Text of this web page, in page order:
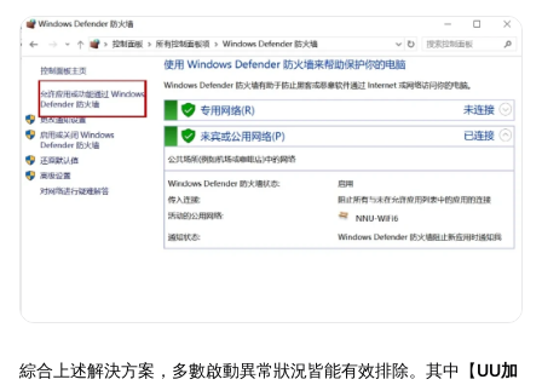
綜合上述解決方案，多數啟動異常狀況皆能有效排除。其中【UU加